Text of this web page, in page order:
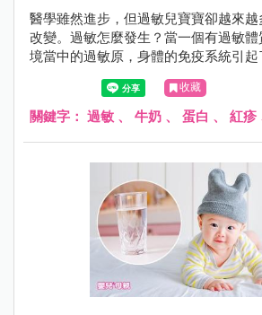
醫學雖然進步，但過敏兒寶寶卻越來
改變。過敏怎麼發生？當一個有過敏
境當中的過敏原，身體的免疫系統引起
生了過敏症狀。
收藏
關鍵字： 過敏 、 牛奶 、 蛋白 、 紅疹